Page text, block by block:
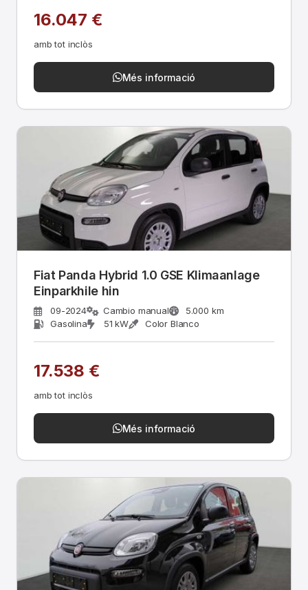
16.047 €
amb tot inclòs
Més informació
Fiat Panda Hybrid 1.0 GSE Klimaanlage
Einparkhile hin
09-2024 Cambio manual
5.000 km
Gasolina
51 kW Color Blanco
17.538 €
amb tot inclòs
Més informació